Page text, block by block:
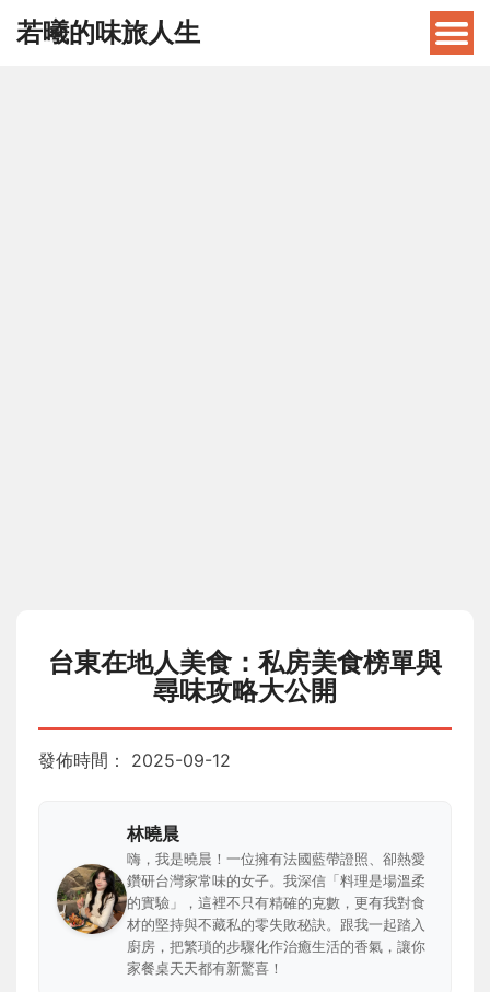
若曦的味旅人生
台東在地人美食：私房美食榜單與
尋味攻略大公開
發佈時間： 2025-09-12
林曉晨
嗨，我是曉晨！一位擁有法國藍帶證照、卻熱愛
鑽研台灣家常味的女子。我深信「料理是場溫柔
的實驗」，這裡不只有精確的克數，更有我對食
材的堅持與不藏私的零失敗秘訣。跟我一起踏入
廚房，把繁瑣的步驟化作治癒生活的香氣，讓你
家餐桌天天都有新驚喜！